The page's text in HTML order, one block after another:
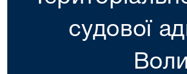
судової